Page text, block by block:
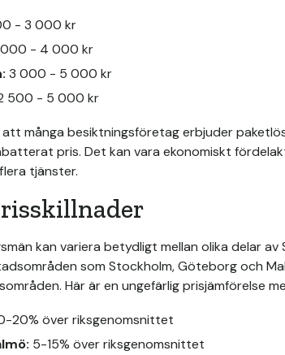
- 3 000 kr
- 4 000 kr
3 000 - 5 000 kr
500 - 5 000 kr
många besiktningsföretag erbjuder
pris. Det kan vara ekonomiskt
tjänster.
kan variera betydligt mellan olika delar
som Stockholm, Göteborg och
Här är en ungefärlig prisjämförelse
20% över riksgenomsnittet
5-15% över riksgenomsnittet